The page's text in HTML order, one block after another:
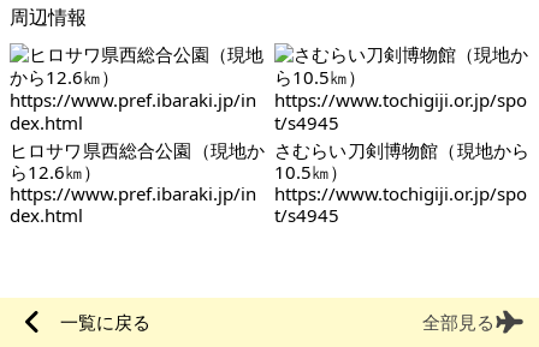
周辺情報
ヒロサワ県西総合公園（現地か
ら12.6㎞）
https://www.pref.ibaraki.jp/in
dex.html
さむらい刀剣博物館（現地から
10.5㎞）
https://www.tochigiji.or.jp/spo
t/s4945
一覧に戻る 全部見る